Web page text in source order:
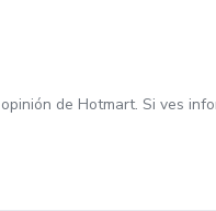
de Hotmart. Si ves